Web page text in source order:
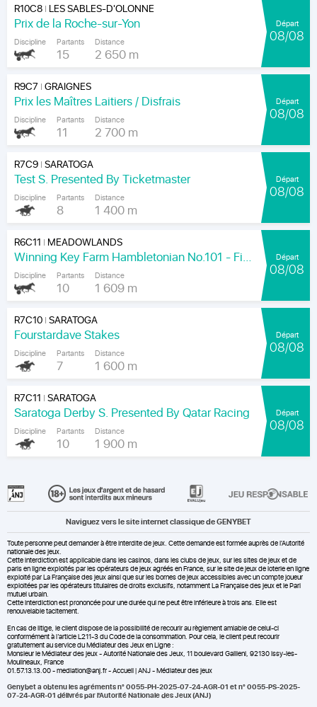
R10C8| LES SABLES-D'OLONNE
Prix de la Roche-sur-Yon
Discipline Partants
15
Distance
2 650 m
Départ
08/08
R9C7 |GRAIGNES
Prix les Maîtres Laitiers / Disfrais
Discipline Partants
11
Distance
2 700 m
Départ
08/08
R7C9|SARATOGA
Test S. Presented By Ticketmaster
Discipline Partants
8
Distance
1 400 m
Départ
08/08
R6C11 | MEADOWLANDS
Winning Key Farm Hambletonian No.101 - Final
Discipline Partants
10
Distance
1 609 m
Départ
08/08
R7C10|SARATOGA
Fourstardave Stakes
Discipline Partants
7
Distance
1 600 m
Départ
08/08
R7C11 |SARATOGA
Saratoga Derby S. Presented By Qatar Racing
Discipline Partants
10
Distance
1 900 m
Départ
08/08
Naviguez vers le site internet classique de GENYBET
Toute personne peut demander à être interdite de jeux. Cette demande est formée auprès de l'Autorité
nationale des jeux.
Cette interdiction est applicable dans les casinos, dans les clubs de jeux, sur les sites de jeux et de
paris en ligne exploités par les opérateurs de jeux agréés en France, sur le site de jeux de loterie en ligne
exploité par La Française des jeux ainsi que sur les bornes de jeux accessibles avec un compte joueur
exploitées par les opérateurs titulaires de droits exclusifs, notamment La Française des jeux et le Pari
mutuel urbain.
Cette interdiction est prononcée pour une durée qui ne peut être inférieure à trois ans. Elle est
renouvelable tacitement.
En cas de litige, le client dispose de la possibilité de recourir au règlement amiable de celui-ci
conformément à l’article L211-3 du Code de la consommation. Pour cela, le client peut recourir
gratuitement au service du Médiateur des Jeux en Ligne :
Monsieur le Médiateur des jeux - Autorité Nationale des Jeux, 11 boulevard Gallieni, 92130 Issy-les-
Moulineaux, France
01.57.13.13.00 - mediation@anj.fr -Accueil | ANJ - Médiateur des jeux
Genybet a obtenu les agréments n° 0055-PH-2025-07-24-AGR-01 et n° 0055-PS-2025-
07-24-AGR-01 délivrés par l'Autorité Nationale des Jeux (ANJ)